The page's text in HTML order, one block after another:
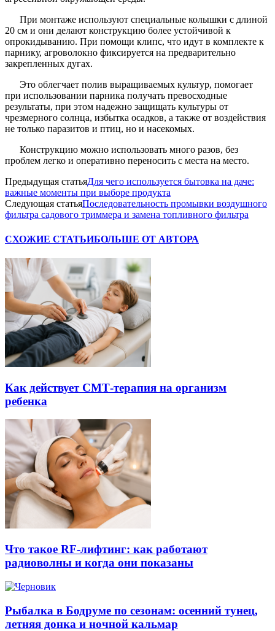
При монтаже используют специальные колышки с длиной
20 см и они делают конструкцию более устойчивой к
опрокидыванию. При помощи клипс, что идут в комплекте к
парнику, агроволокно фиксируется на предварительно
закрепленных дугах.
Это облегчает полив выращиваемых культур, помогает
при использовании парника получать превосходные
результаты, при этом надежно защищать культуры от
чрезмерного солнца, избытка осадков, а также от воздействия
не только паразитов и птиц, но и насекомых.
Конструкцию можно использовать много разов, без
проблем легко и оперативно переносить с места на место.
Предыдущая статьяДля чего используется бытовка на даче:
важные моменты при выборе продукта
Следующая статьяПоследовательность промывки воздушного
фильтра садового триммера и замена топливного фильтра
СХОЖИЕ СТАТЬИБОЛЬШЕ ОТ АВТОРА
Как действует СМТ-терапия на организм
ребенка
Что такое RF-лифтинг: как работают
радиоволны и когда они показаны
Рыбалка в Бодруме по сезонам: осенний тунец,
летняя донка и ночной кальмар